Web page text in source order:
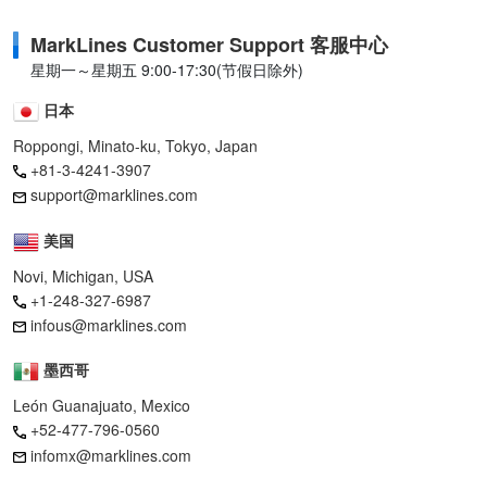
MarkLines Customer Support 客服中心
星期一～星期五 9:00-17:30(节假日除外)
日本
Roppongi, Minato-ku, Tokyo, Japan
+81-3-4241-3907
support@marklines.com
美国
Novi, Michigan, USA
+1-248-327-6987
infous@marklines.com
墨西哥
León Guanajuato, Mexico
+52-477-796-0560
infomx@marklines.com